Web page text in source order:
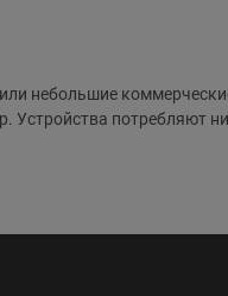
небольшие
потребляют